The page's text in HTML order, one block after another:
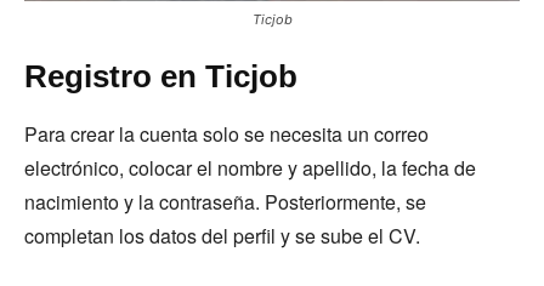
Ticjob
Registro en Ticjob
Para crear la cuenta solo se necesita un correo
electrónico, colocar el nombre y apellido, la fecha de
nacimiento y la contraseña. Posteriormente, se
completan los datos del perfil y se sube el CV.